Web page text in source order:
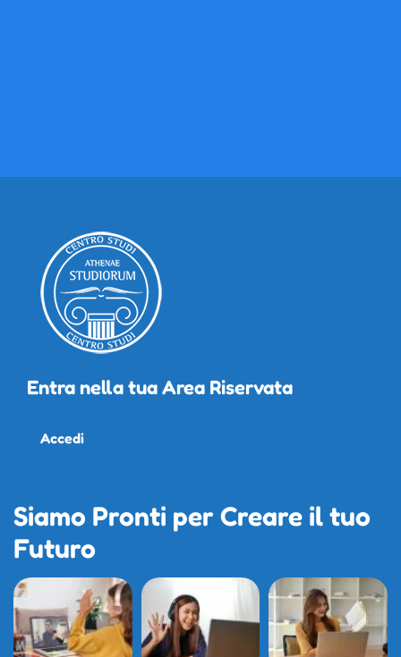
Entra nella tua Area Riservata
Accedi
Siamo Pronti per Creare il tuo
Futuro